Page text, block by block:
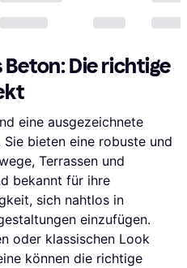
Die richtige
eine ausgezeichnete
bieten eine robuste und
Terrassen und
bekannt für ihre
sich nahtlos in
einzufügen.
oder klassischen Look
können die richtige